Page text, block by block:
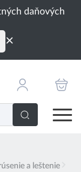
daňových
×
a leštenie